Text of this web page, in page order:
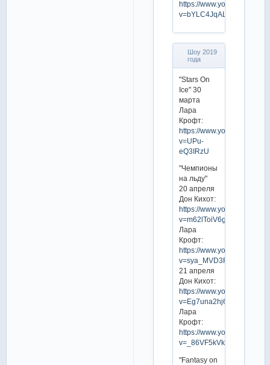
https://www.youtube.com/
v=bYLC4JqALsI
Шоу 2019
года
"Stars On
Ice" 30
марта
Лара
Крофт:
https://www.youtube.com/
v=UPu-
eQ3IRzU
"Чемпионы
на льду"
20 апреля
Дон Кихот:
https://www.youtube.com/
v=m62lToiV6g0
Лара
Крофт:
https://www.youtube.com/
v=sya_MVD3RyM
21 апреля
Дон Кихот:
https://www.youtube.com/
v=Eg7una2hj6M
Лара
Крофт:
https://www.youtube.com/
v=_86VF5kVkUg
"Fantasy on